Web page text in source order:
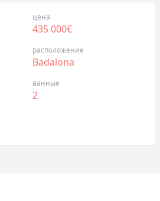
цена
435 000€
расположение
Badalona
ванные
2